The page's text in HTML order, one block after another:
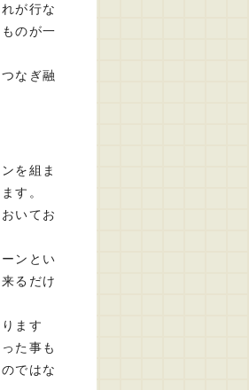
が行な
のが一
なぎ融
を組ま
す。
いてお
ンとい
るだけ
ます
た事も
ではな